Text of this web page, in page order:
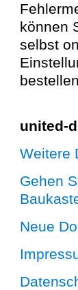
können
selbst
united-
Weitere
Gehen
Neue